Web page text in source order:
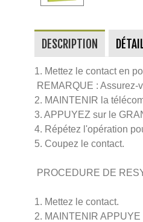
DESCRIPTION
1. Mettez le contact en
REMARQUE : Assurez-
2. MAINTENIR la
3. APPUYEZ sur le
4. Répétez l'opération
5. Coupez le contact.
PROCEDURE DE
1. Mettez le contact.
2. MAINTENIR